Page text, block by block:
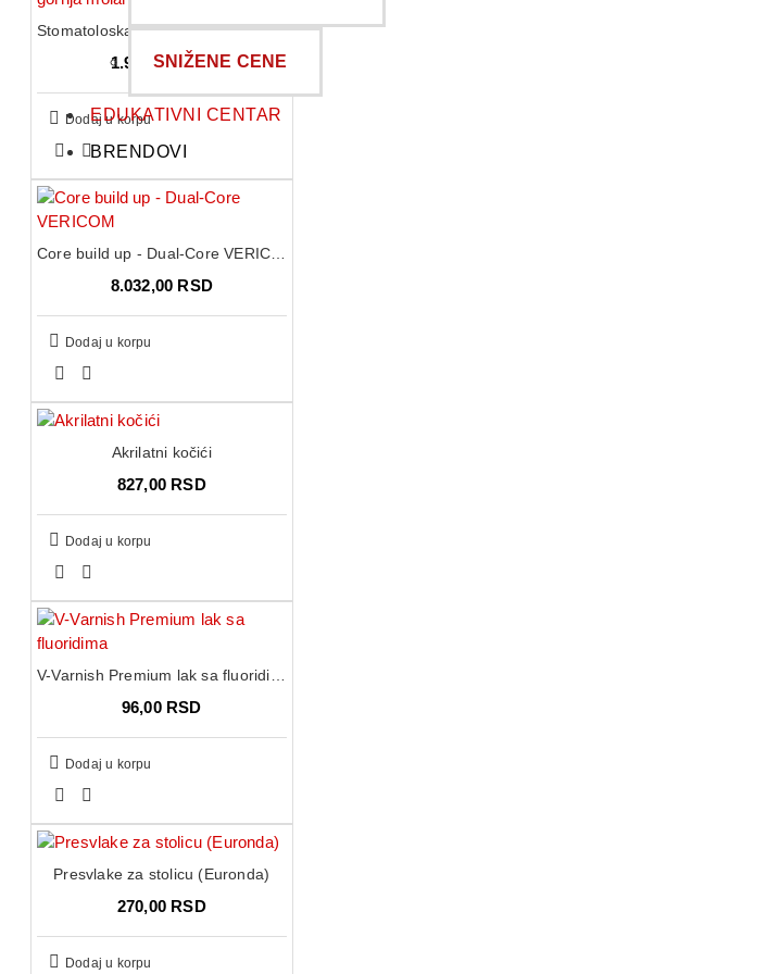
SNIŽENE CENE
EDUKATIVNI CENTAR
BRENDOVI
Stomatoloska klesta - Dečja gornja molarna klešta
1.996,00 RSD
Dodaj u korpu
Core build up - Dual-Core VERICOM
8.032,00 RSD
Dodaj u korpu
Akrilatni kočići
827,00 RSD
Dodaj u korpu
V-Varnish Premium lak sa fluoridima
96,00 RSD
Dodaj u korpu
Presvlake za stolicu (Euronda)
270,00 RSD
Dodaj u korpu